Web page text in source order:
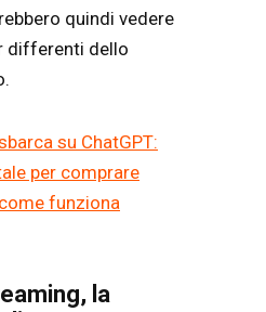
quindi vedere
differenti dello
su ChatGPT:
per comprare
funziona
la